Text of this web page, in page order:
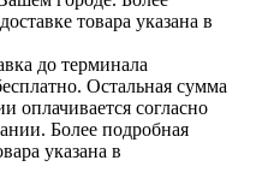
товара указана в
до терминала
Остальная сумма
оплачивается согласно
Более подробная
указана в